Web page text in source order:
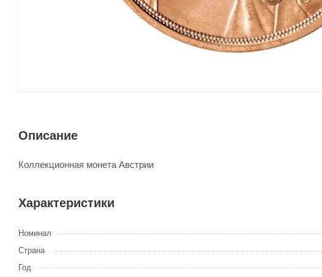
Описание
Коллекционная монета Австрии
Характеристики
Номинал
Страна
Год